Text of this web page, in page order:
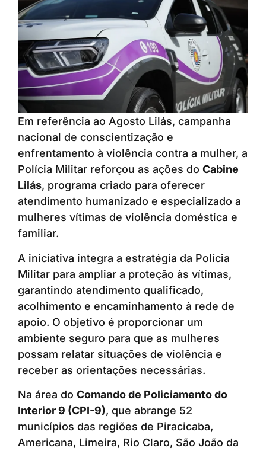
Em referência ao Agosto Lilás, campanha
nacional de conscientização e
enfrentamento à violência contra a mulher, a
Polícia Militar reforçou as ações do Cabine
Lilás, programa criado para oferecer
atendimento humanizado e especializado a
mulheres vítimas de violência doméstica e
familiar.
A iniciativa integra a estratégia da Polícia
Militar para ampliar a proteção às vítimas,
garantindo atendimento qualificado,
acolhimento e encaminhamento à rede de
apoio. O objetivo é proporcionar um
ambiente seguro para que as mulheres
possam relatar situações de violência e
receber as orientações necessárias.
Na área do Comando de Policiamento do
Interior 9 (CPI-9), que abrange 52
municípios das regiões de Piracicaba,
Americana, Limeira, Rio Claro, São João da